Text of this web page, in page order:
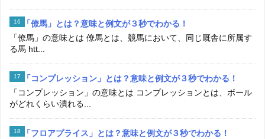
「僚馬」とは？意味と例文が３秒でわかる！
「僚馬」の意味とは 僚馬とは、競馬において、同じ厩舎に所属す
る馬 htt...
「コンプレッション」とは？意味と例文が３秒でわかる！
「コンプレッション」の意味とは コンプレッションとは、ボール
がどれくらい潰れる...
「フロアプライス」とは？意味と例文が３秒でわかる！